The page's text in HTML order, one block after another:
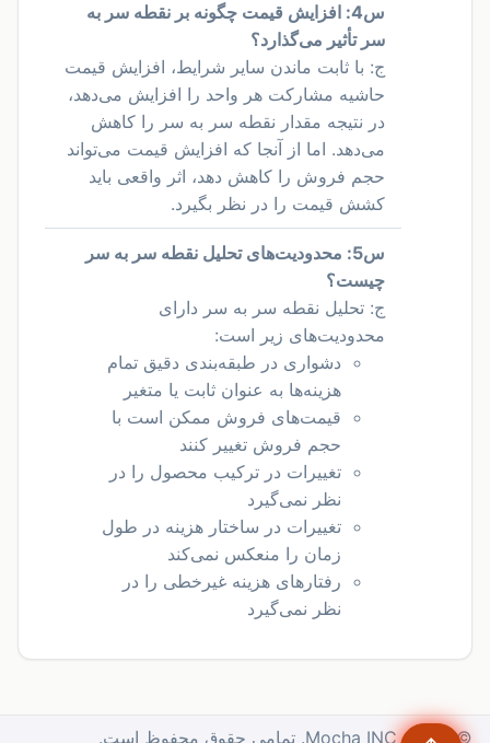
س4: افزایش قیمت چگونه بر نقطه سر به
سر تأثیر می‌گذارد؟
ج: با ثابت ماندن سایر شرایط، افزایش قیمت
حاشیه مشارکت هر واحد را افزایش می‌دهد،
در نتیجه مقدار نقطه سر به سر را کاهش
می‌دهد. اما از آنجا که افزایش قیمت می‌تواند
حجم فروش را کاهش دهد، اثر واقعی باید
کشش قیمت را در نظر بگیرد.
س5: محدودیت‌های تحلیل نقطه سر به سر
چیست؟
ج: تحلیل نقطه سر به سر دارای
محدودیت‌های زیر است:
دشواری در طبقه‌بندی دقیق تمام
هزینه‌ها به عنوان ثابت یا متغیر
قیمت‌های فروش ممکن است با
حجم فروش تغییر کنند
تغییرات در ترکیب محصول را در
نظر نمی‌گیرد
تغییرات در ساختار هزینه در طول
زمان را منعکس نمی‌کند
رفتارهای هزینه غیرخطی را در
نظر نمی‌گیرد
© 2025. Mocha INC. تمامی حقوق محفوظ است.